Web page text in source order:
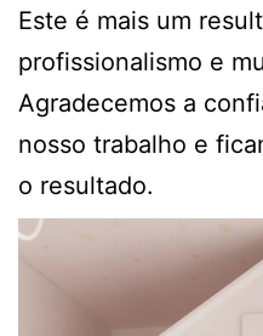
Este é mais um
profissionalismo e
Agradecemos a
nosso trabalho e
o resultado.